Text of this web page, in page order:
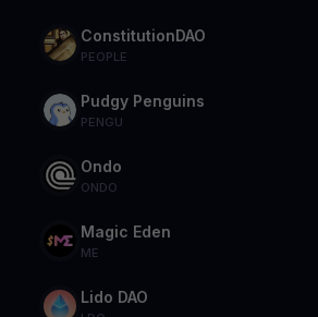
ConstitutionDAO
PEOPLE
Pudgy Penguins
PENGU
Ondo
ONDO
Magic Eden
ME
Lido DAO